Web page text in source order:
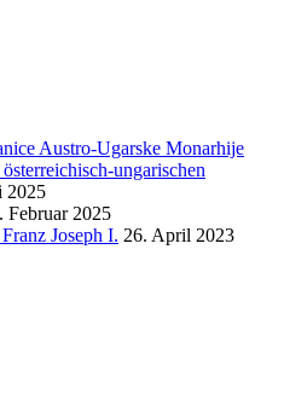
Austro-Ugarske Monarhije
ungarischen
2025
Februar 2025
Joseph I. 26. April 2023